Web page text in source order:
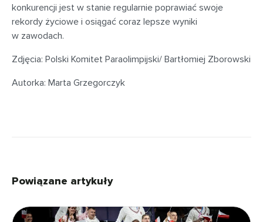
konkurencji jest w stanie regularnie poprawiać swoje
rekordy życiowe i osiągać coraz lepsze wyniki
w zawodach.
Zdjęcia: Polski Komitet Paraolimpijski/ Bartłomiej Zborowski
Autorka: Marta Grzegorczyk
Powiązane artykuły